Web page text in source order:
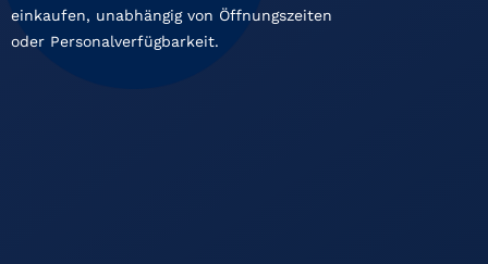
einkaufen, unabhängig von Öffnungszeiten
oder Personalverfügbarkeit.